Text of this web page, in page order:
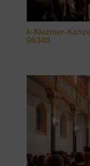
k-Klezmer-
06340